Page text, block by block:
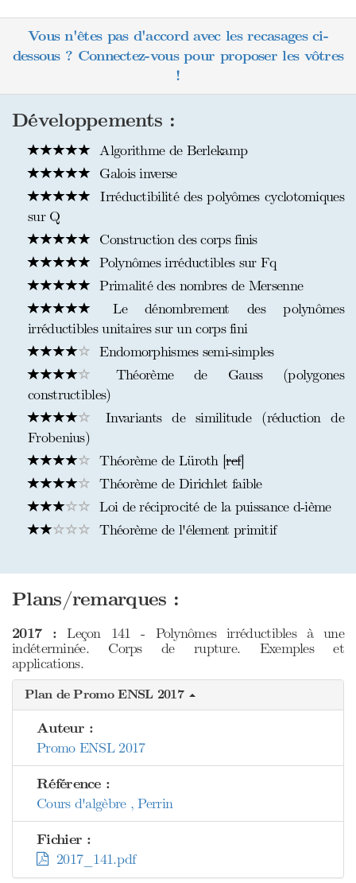
Vous n'êtes pas d'accord avec les recasages ci-
dessous ? Connectez-vous pour proposer les vôtres
!
Développements :
Algorithme de Berlekamp
Galois inverse
Irréductibilité des polyômes cyclotomiques
sur Q
Construction des corps finis
Polynômes irréductibles sur Fq
Primalité des nombres de Mersenne
Le dénombrement des polynômes
irréductibles unitaires sur un corps fini
Endomorphismes semi-simples
Théorème de Gauss (polygones
constructibles)
Invariants de similitude (réduction de
Frobenius)
Théorème de Lüroth [ref]
Théorème de Dirichlet faible
Loi de réciprocité de la puissance d-ième
Théorème de l'élement primitif
Plans/remarques :
2017 : Leçon 141 - Polynômes irréductibles à une
indéterminée. Corps de rupture. Exemples et
applications.
Plan de Promo ENSL 2017
Auteur :
Promo ENSL 2017
Référence :
Cours d'algèbre , Perrin
Fichier :
2017_141.pdf